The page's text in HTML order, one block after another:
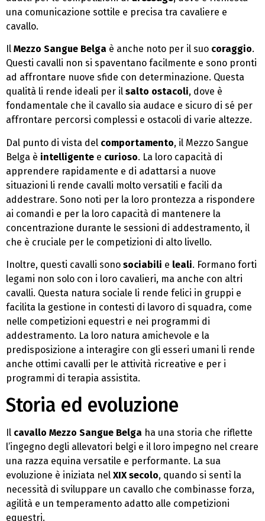
una comunicazione sottile e precisa tra cavaliere e
cavallo.
Il Mezzo Sangue Belga è anche noto per il suo coraggio.
Questi cavalli non si spaventano facilmente e sono pronti
ad affrontare nuove sfide con determinazione. Questa
qualità li rende ideali per il salto ostacoli, dove è
fondamentale che il cavallo sia audace e sicuro di sé per
affrontare percorsi complessi e ostacoli di varie altezze.
Dal punto di vista del comportamento, il Mezzo Sangue
Belga è intelligente e curioso. La loro capacità di
apprendere rapidamente e di adattarsi a nuove
situazioni li rende cavalli molto versatili e facili da
addestrare. Sono noti per la loro prontezza a rispondere
ai comandi e per la loro capacità di mantenere la
concentrazione durante le sessioni di addestramento, il
che è cruciale per le competizioni di alto livello.
Inoltre, questi cavalli sono sociabili e leali. Formano forti
legami non solo con i loro cavalieri, ma anche con altri
cavalli. Questa natura sociale li rende felici in gruppi e
facilita la gestione in contesti di lavoro di squadra, come
nelle competizioni equestri e nei programmi di
addestramento. La loro natura amichevole e la
predisposizione a interagire con gli esseri umani li rende
anche ottimi cavalli per le attività ricreative e per i
programmi di terapia assistita.
Storia ed evoluzione
Il cavallo Mezzo Sangue Belga ha una storia che riflette
l’ingegno degli allevatori belgi e il loro impegno nel creare
una razza equina versatile e performante. La sua
evoluzione è iniziata nel XIX secolo, quando si sentì la
necessità di sviluppare un cavallo che combinasse forza,
agilità e un temperamento adatto alle competizioni
equestri.